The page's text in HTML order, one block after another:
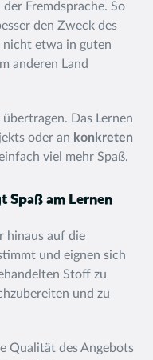
Fremdsprache. So
den Zweck des
nicht etwa in guten
anderen Land
Das Lernen
oder an konkreten
viel mehr Spaß.
Spaß am Lernen
hinaus auf die
und eignen sich
Stoff zu
und zu
Qualität des Angebots